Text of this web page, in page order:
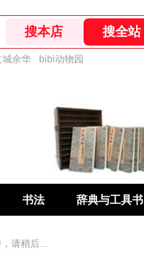
城余华 bibi动物园
书法 辞典与工具书
请稍后...